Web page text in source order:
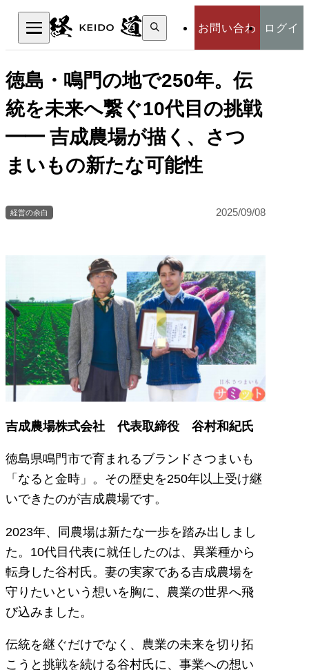
お問い合わ ログイ
検
索:
検索
徳島・鳴門の地で250年。伝
統を未来へ繋ぐ10代目の挑戦
━━ 吉成農場が描く、さつ
まいもの新たな可能性
経営の余白 2025/09/08
吉成農場株式会社 代表取締役 谷村和紀氏
徳島県鳴門市で育まれるブランドさつまいも
「なると金時」。その歴史を250年以上受け継
いできたのが吉成農場です。
2023年、同農場は新たな一歩を踏み出しまし
た。10代目代表に就任したのは、異業種から
転身した谷村氏。妻の実家である吉成農場を
守りたいという想いを胸に、農業の世界へ飛
び込みました。
伝統を継ぐだけでなく、農業の未来を切り拓
こうと挑戦を続ける谷村氏に、事業への想い